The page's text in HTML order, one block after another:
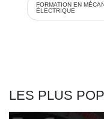
FORMATION EN
ÉLECTRIQUE
LES PLUS